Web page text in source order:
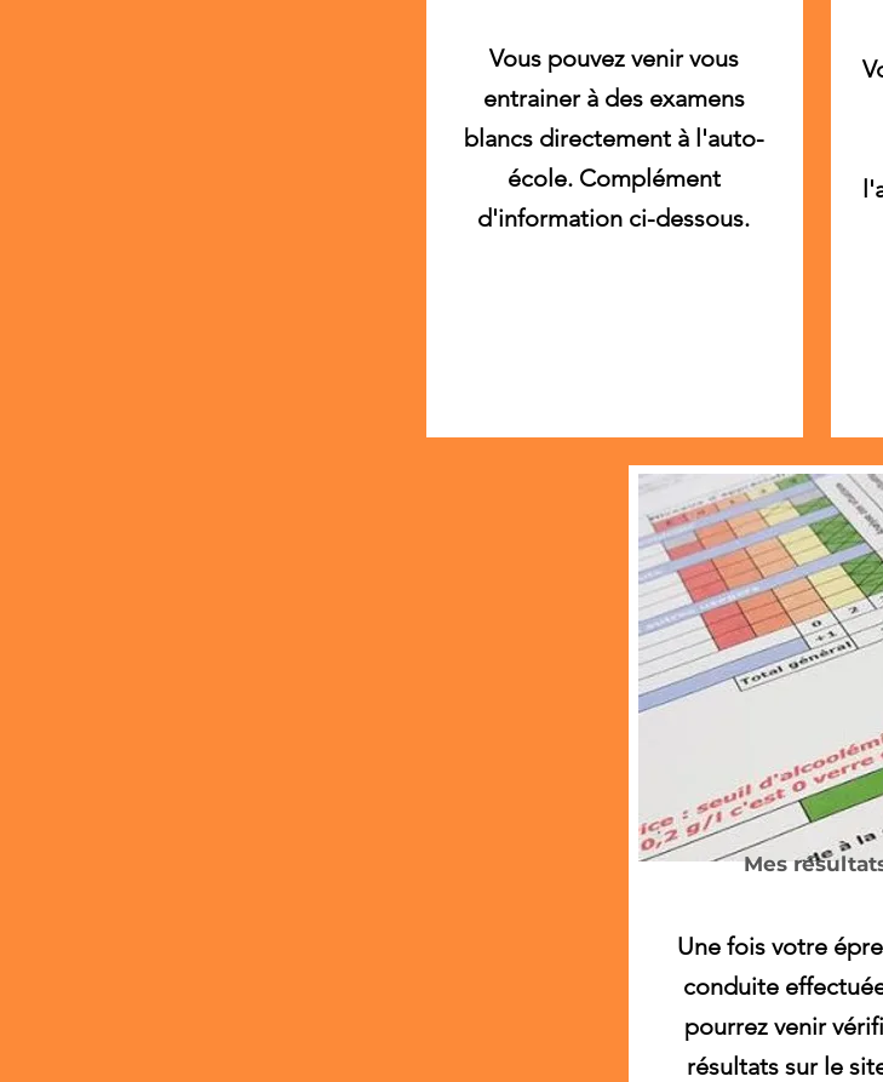
​Vous pouvez venir vous
entrainer à des examens
blancs directement à l'auto-
école. Complément
d'information ci-dessous.
Mes
Une fois votre
conduite
pourrez venir
résultats sur le